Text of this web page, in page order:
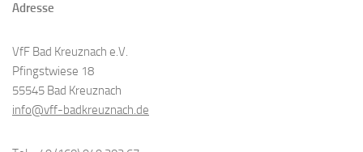
Adresse
VfF Bad Kreuznach e.V.
Pfingstwiese 18
55545 Bad Kreuznach
info@vff-badkreuznach.de